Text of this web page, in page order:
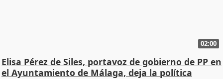
02:00
Elisa Pérez de Siles, portavoz de gobierno de PP en
el Ayuntamiento de Málaga, deja la política